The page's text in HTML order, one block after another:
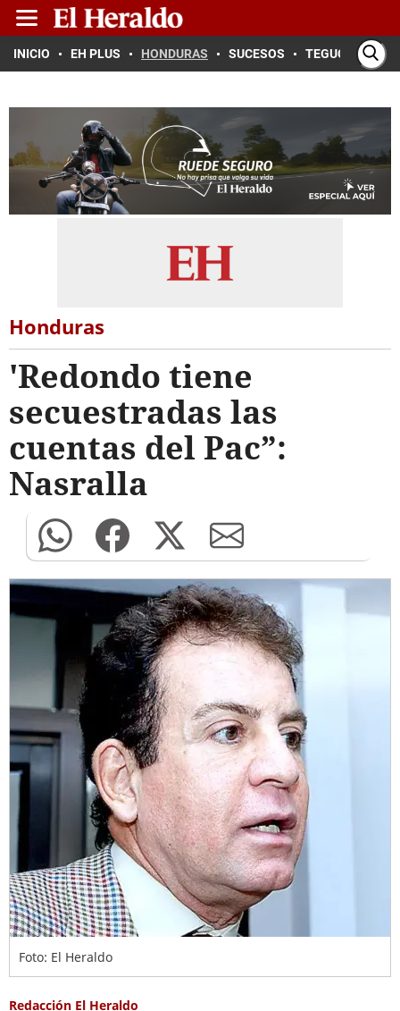
INICIO EH PLUS HONDURAS SUCESOS TEGUCIGALPA
Honduras
'Redondo tiene
secuestradas las
cuentas del Pac”:
Nasralla
Foto: El Heraldo
Redacción El Heraldo